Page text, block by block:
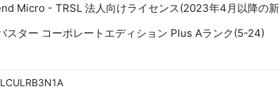
Micro - TRSL 法人向けライセンス(2023年4月以降の新
スター コーポレートエディション Plus Aランク(5-24)